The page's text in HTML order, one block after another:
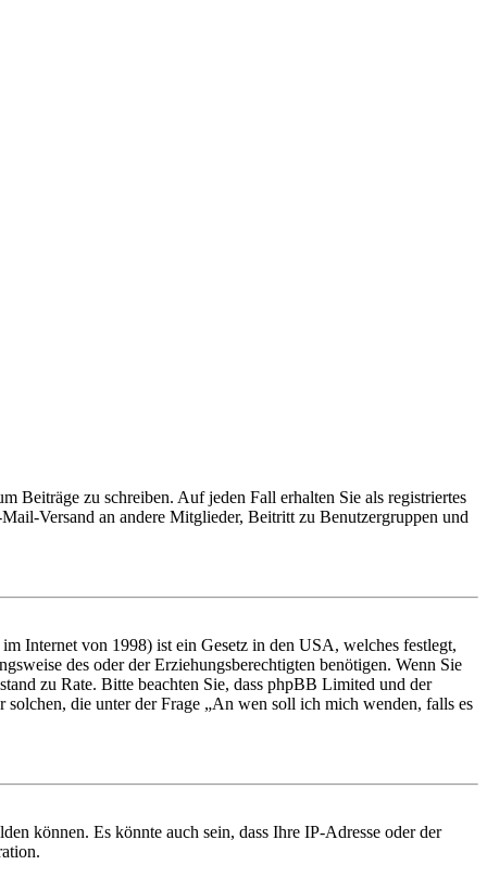
Beiträge zu schreiben. Auf jeden Fall erhalten Sie als registriertes
Versand an andere Mitglieder, Beitritt zu Benutzergruppen und
Internet von 1998) ist ein Gesetz in den USA, welches festlegt,
des oder der Erziehungsberechtigten benötigen. Wenn Sie
zu Rate. Bitte beachten Sie, dass phpBB Limited und der
die unter der Frage „An wen soll ich mich wenden, falls es
können. Es könnte auch sein, dass Ihre IP-Adresse oder der